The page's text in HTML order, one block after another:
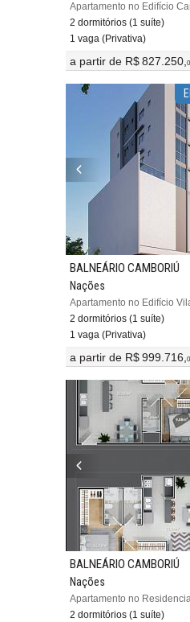
Apartamento no Edifício
2 dormitórios (1 suíte)
1 vaga (Privativa)
a partir de R$ 827.250,
BALNEÁRIO CAMBORIÚ
Nações
Apartamento no Edifício
2 dormitórios (1 suíte)
1 vaga (Privativa)
a partir de R$ 999.716,
BALNEÁRIO CAMBORIÚ
Nações
Apartamento no
2 dormitórios (1 suíte)